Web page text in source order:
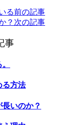
る前の記事
？ 次の記事
事
る方法
いのか？